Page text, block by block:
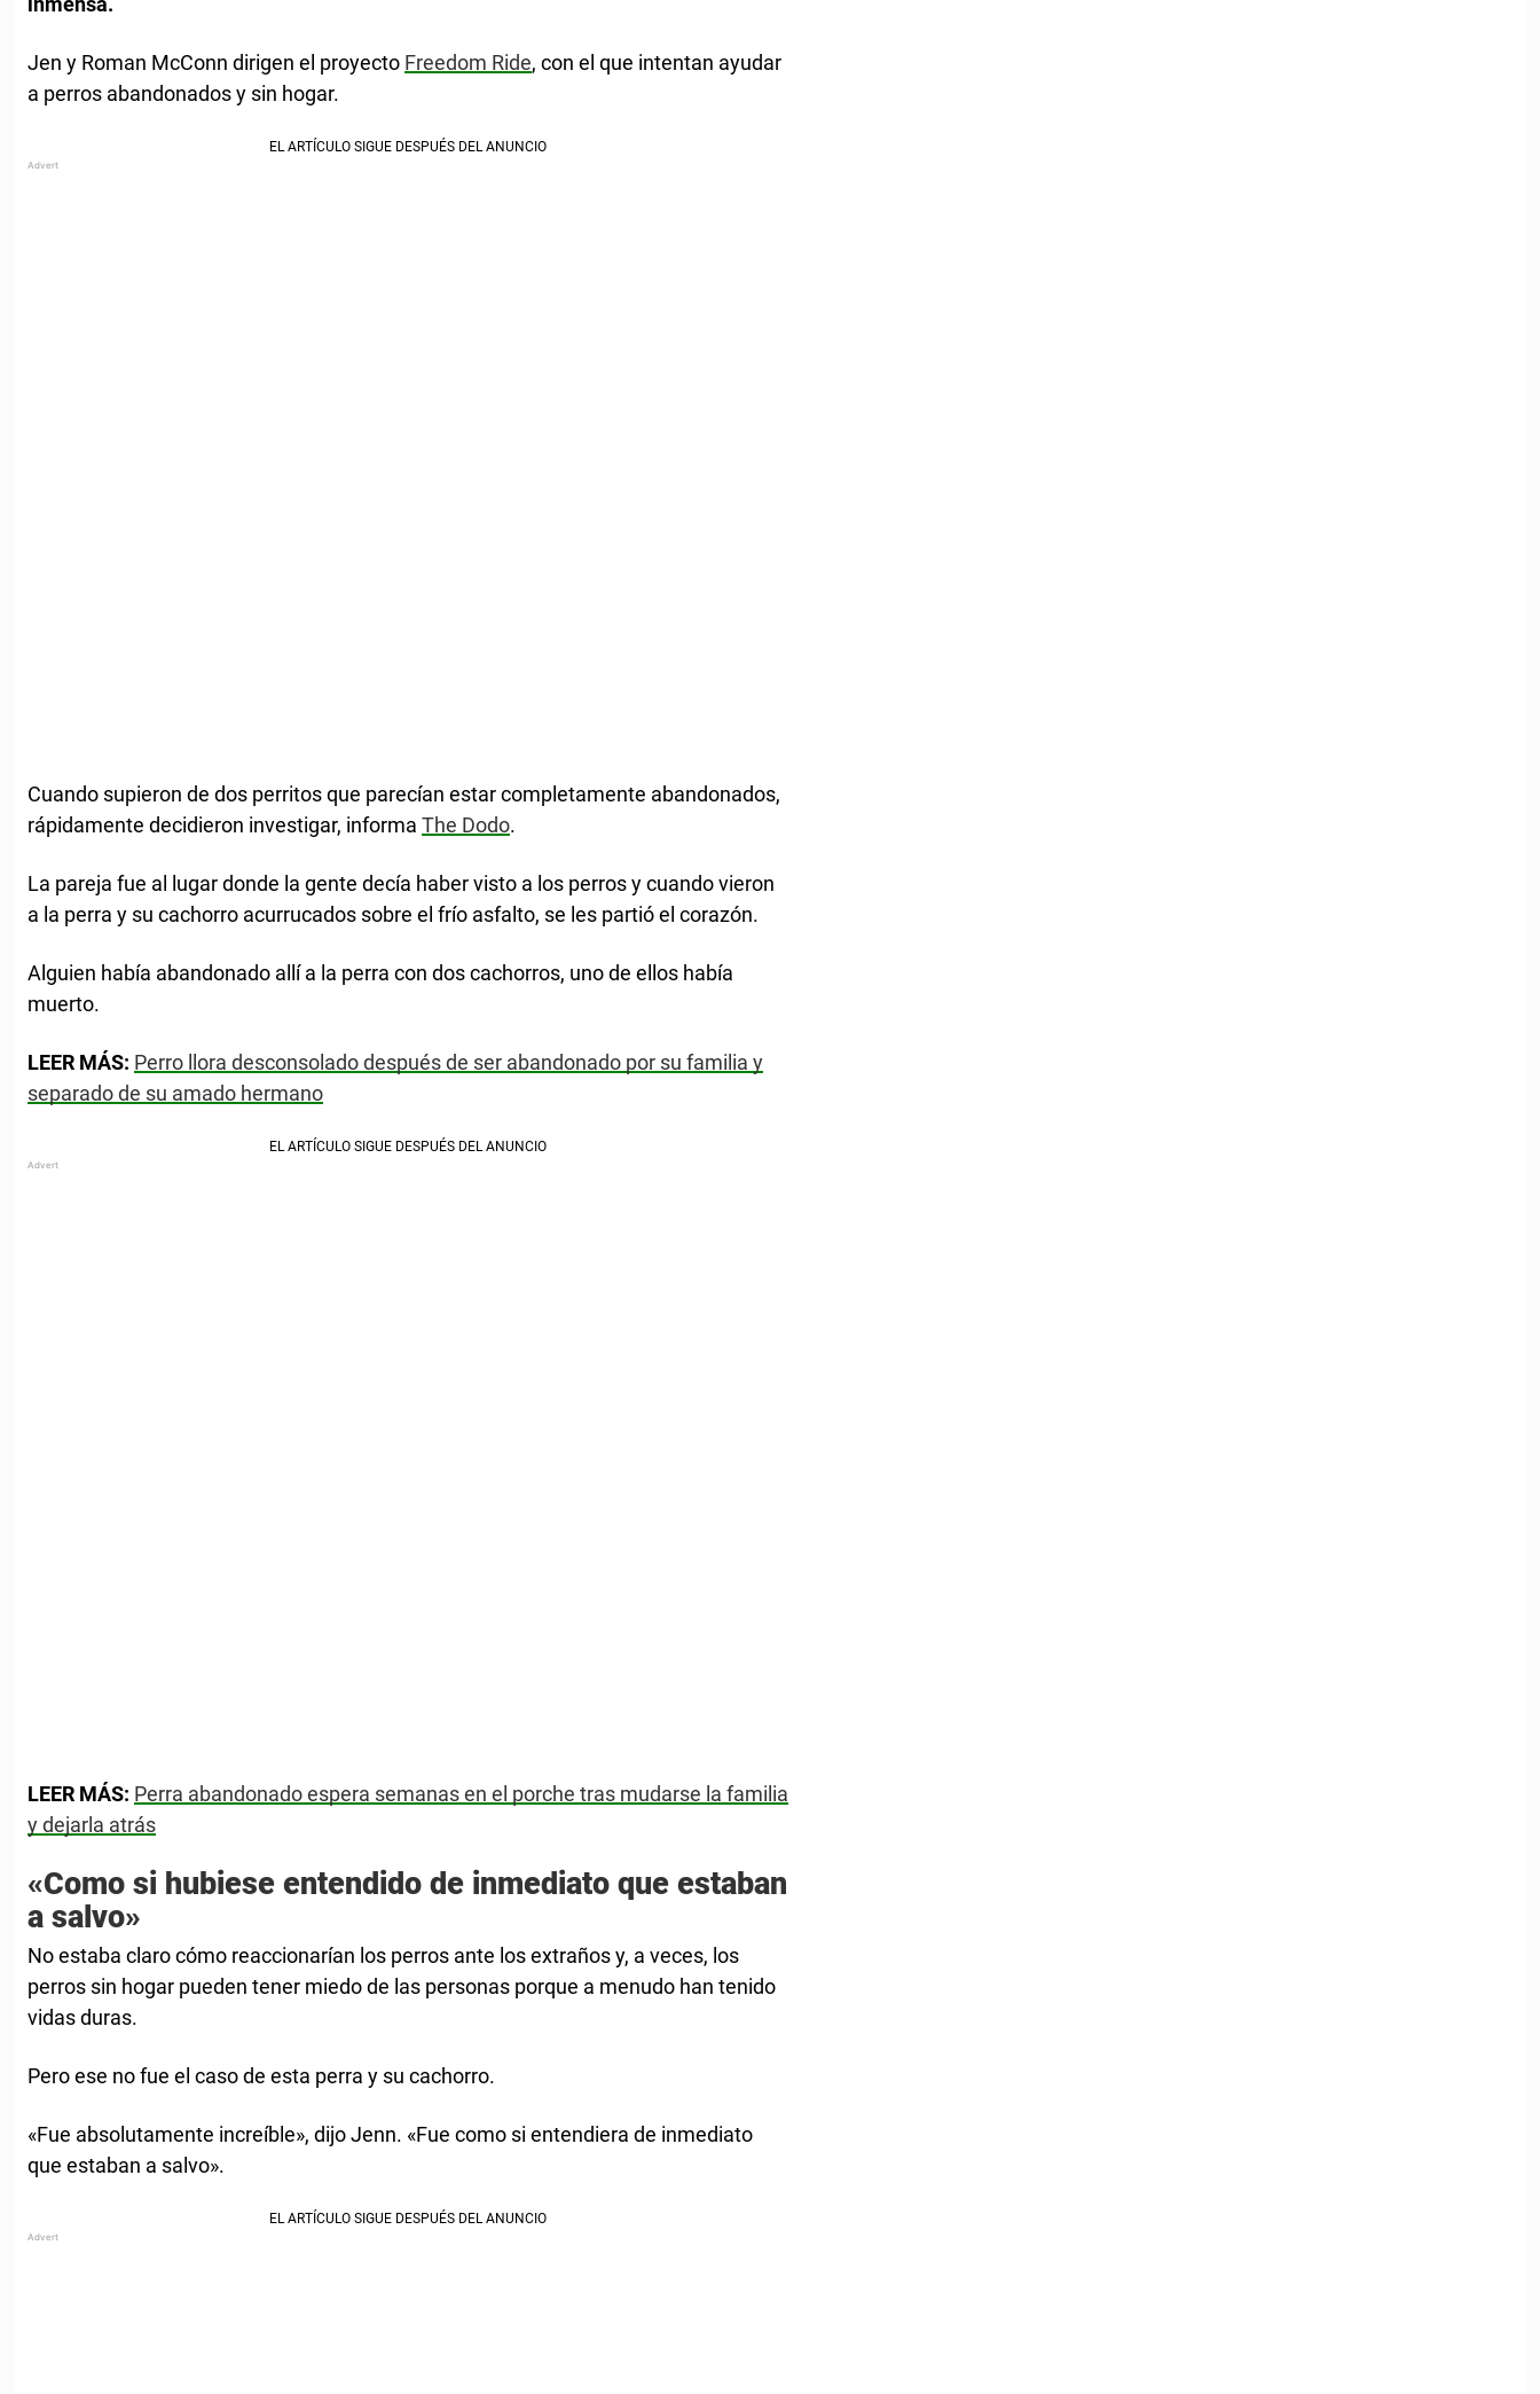
Jen y Roman McConn dirigen el proyecto Freedom Ride, con el que intentan ayudar
a perros abandonados y sin hogar.
Cuando supieron de dos perritos que parecían estar completamente abandonados,
rápidamente decidieron investigar, informa The Dodo.
La pareja fue al lugar donde la gente decía haber visto a los perros y cuando vieron
a la perra y su cachorro acurrucados sobre el frío asfalto, se les partió el corazón.
Alguien había abandonado allí a la perra con dos cachorros, uno de ellos había
muerto.
LEER MÁS: Perro llora desconsolado después de ser abandonado por su familia y
separado de su amado hermano
LEER MÁS: Perra abandonado espera semanas en el porche tras mudarse la familia
y dejarla atrás
«Como si hubiese entendido de inmediato que estaban
a salvo»
No estaba claro cómo reaccionarían los perros ante los extraños y, a veces, los
perros sin hogar pueden tener miedo de las personas porque a menudo han tenido
vidas duras.
Pero ese no fue el caso de esta perra y su cachorro.
«Fue absolutamente increíble», dijo Jenn. «Fue como si entendiera de inmediato
que estaban a salvo».